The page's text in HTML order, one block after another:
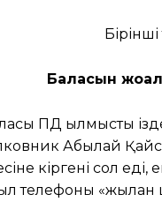
Баласын
ПД қылмысты
Абылай
кіргені сол еді,
телефоны